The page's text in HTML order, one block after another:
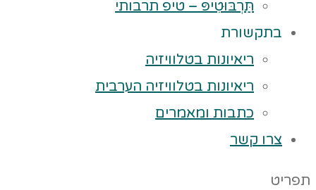
תַּרְבּוּטִיפּ – טיפ תרבותי
בתקשורת
ריאיונות בטלוויזיה
ריאיונות בטלוויזיה הערבית
כתבות ומאמרים
צרו קשר
תפריט